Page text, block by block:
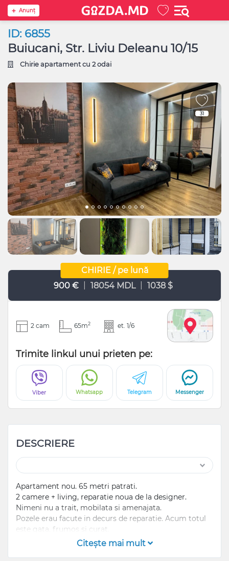
Anunţ
ID: 6855
Buiucani, Str. Liviu Deleanu 10/15
Chirie apartament cu 2 odai
31
CHIRIE / pe lună
900 €
18054 MDL 1038 $
2 cam 65m2 et. 1/6
Trimite linkul unui prieten pe:
Viber Whatsapp Telegram Messenger
DESCRIERE
Apartament nou. 65 metri patrati.
2 camere + living, reparatie noua de la designer.
Nimeni nu a trait, mobilata si amenajata.
Pozele erau facute in decurs de reparatie. Acum totul
este gata, frumos si curat.
Se da in chirie de pe 1 septembrie.
Citeşte mai mult